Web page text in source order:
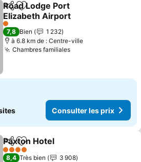
PartagerAjouter à mes favoris
Road Lodge Port
Elizabeth Airport
Consulter les prix
1 Étoiles
7,8 Bien
1 232
à 6.8 km de : Centre-ville
Chambres familialesConsulter les prix
Consulter les prix
PartagerAjouter à mes favoris
Paxton Hotel
4 Étoiles
8,4 Très bien
3 908